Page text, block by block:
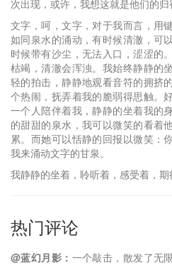
次出现，或许，我想这就是他们的归
文字，呵，文字，对于我而言，用
如同泉水的涌动，有时候清澈，可
时候带有沙尘，无法入口，涩涩的
枯竭，清澈会浑浊。我始终静静的
轻的拍击，静静地观看音符的拥挤
个热闹，抚弄着我的脆弱得思触。
一个人陪伴着我，静静的坐着我的
的甜甜的泉水，我可以微笑的看着
累。而她可以恬静的回报以微笑：
我来涌动文字的甘泉。
我静静的坐着，聆听着，感受着，期
热门评论
@蓝幻月影： 一个敲击，散发了无